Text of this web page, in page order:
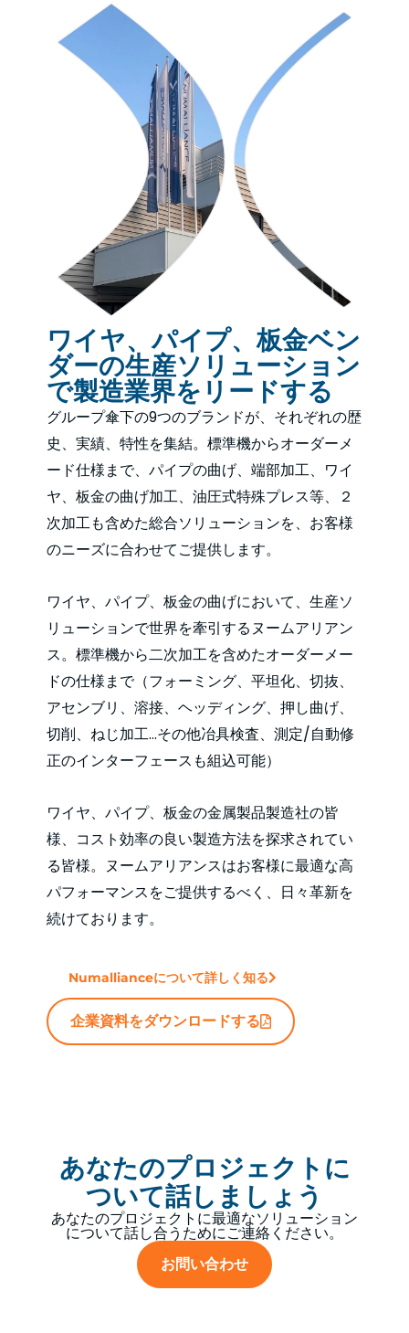
ワイヤ、パイプ、板金ベン
ダーの生産ソリューション
で製造業界をリードする
グループ傘下の9つのブランドが、それぞれの歴
史、実績、特性を集結。標準機からオーダーメ
ード仕様まで、パイプの曲げ、端部加工、ワイ
ヤ、板金の曲げ加工、油圧式特殊プレス等、２
次加工も含めた総合ソリューションを、お客様
のニーズに合わせてご提供します。
ワイヤ、パイプ、板金の曲げにおいて、生産ソ
リューションで世界を牽引するヌームアリアン
ス。標準機から二次加工を含めたオーダーメー
ドの仕様まで（フォーミング、平坦化、切抜、
アセンブリ、溶接、ヘッディング、押し曲げ、
切削、ねじ加工…その他冶具検査、測定/自動修
正のインターフェースも組込可能）
ワイヤ、パイプ、板金の金属製品製造社の皆
様、コスト効率の良い製造方法を探求されてい
る皆様。ヌームアリアンスはお客様に最適な高
パフォーマンスをご提供するべく、日々革新を
続けております。
Numallianceについて詳しく知る
企業資料をダウンロードする
あなたのプロジェクトに
ついて話しましょう
あなたのプロジェクトに最適なソリューション
について話し合うためにご連絡ください。
お問い合わせ